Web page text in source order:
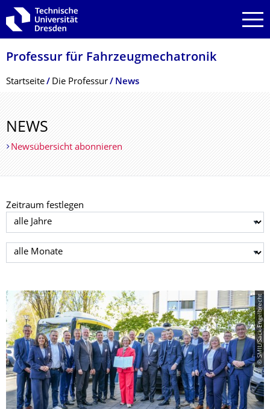
Zur Hauptnavigation springen
Zur Suche springen
Zum Inhalt springen
Professur für Fahrzeugmechatro­nik
Breadcrumb-Menü
Startseite Die Professur News
NEWS
Newsübersicht abonnieren
Zeitraum festlegen
Jahr auswählen
Monat auswählen
© SMIL/Sack-Engelbrecht